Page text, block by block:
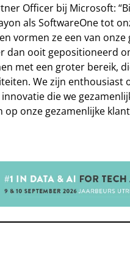
Officer bij Microsoft:
als SoftwareOne tot
vormen ze een van
dan ooit gepositioneerd
met een groter bereik,
We zijn enthousiast
die we
onze gezamenlijke